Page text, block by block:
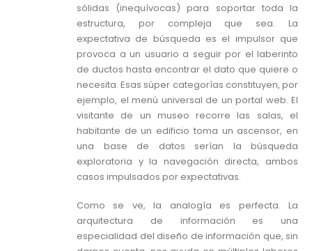
sólidas (inequívocas) para soportar toda la
estructura, por compleja que sea. La
expectativa de búsqueda es el impulsor que
provoca a un usuario a seguir por el laberinto
de ductos hasta encontrar el dato que quiere o
necesita. Esas súper categorías constituyen, por
ejemplo, el menú universal de un portal web. El
visitante de un museo recorre las salas, el
habitante de un edificio toma un ascensor, en
una base de datos serían la búsqueda
exploratoria y la navegación directa, ambos
casos impulsados por expectativas.
Como se ve, la analogía es perfecta. La
arquitectura de información es una
especialidad del diseño de información que, sin